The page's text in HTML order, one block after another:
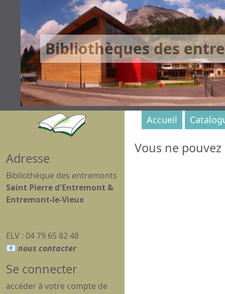
Bibliothèques des
Vous ne
Accueil
Adresse
Bibliothèque des entremonts
Saint Pierre d'Entremont &
Entremont-le-Vieux
ELV : 04 79 65 82 48
Se connecter
accéder à votre compte de